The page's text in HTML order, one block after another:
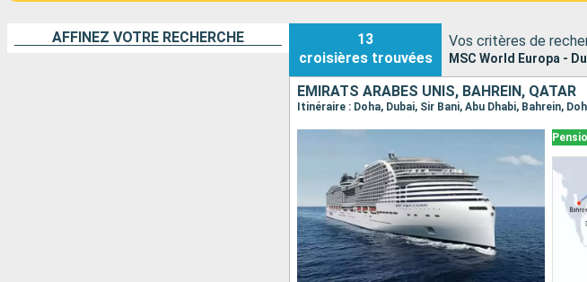
AFFINEZ VOTRE RECHERCHE
13
croisières trouvées
Vos critères de
MSC World Europa -
EMIRATS ARABES UNIS, BAHREIN, QATAR
Itinéraire : Doha, Dubai, Sir Bani, Abu Dhabi, Bahrein,